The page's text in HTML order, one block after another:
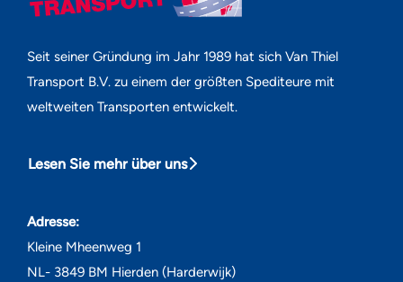
Seit seiner Gründung im Jahr 1989 hat sich Van Thiel
Transport B.V. zu einem der größten Spediteure mit
weltweiten Transporten entwickelt.
Lesen Sie mehr über uns
Adresse:
Kleine Mheenweg 1
NL- 3849 BM Hierden (Harderwijk)